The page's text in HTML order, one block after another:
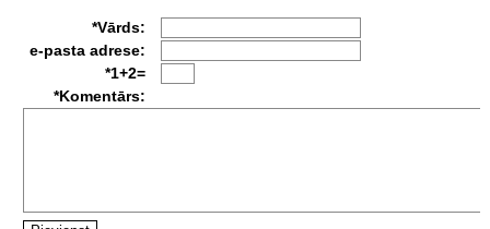
*Vārds:
e-pasta adrese:
*1+2=
*Komentārs: